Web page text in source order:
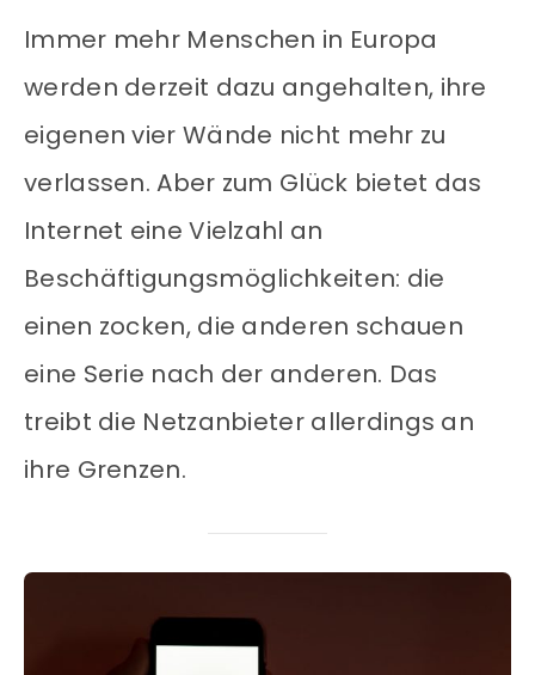
Immer mehr Menschen in Europa
werden derzeit dazu angehalten, ihre
eigenen vier Wände nicht mehr zu
verlassen. Aber zum Glück bietet das
Internet eine Vielzahl an
Beschäftigungsmöglichkeiten: die
einen zocken, die anderen schauen
eine Serie nach der anderen. Das
treibt die Netzanbieter allerdings an
ihre Grenzen.